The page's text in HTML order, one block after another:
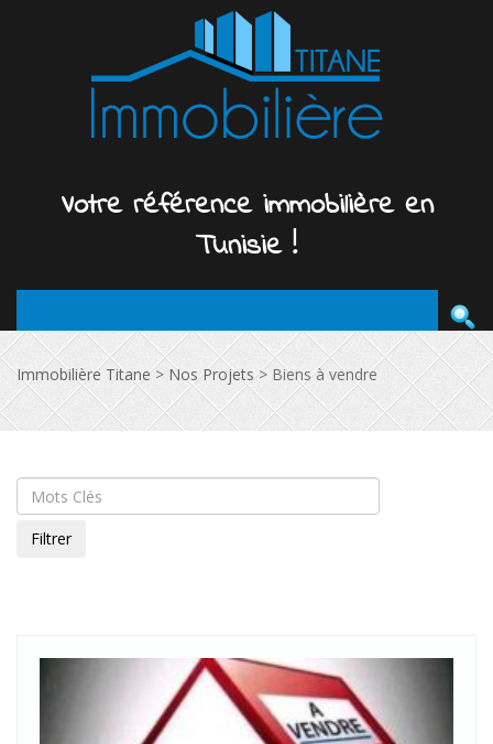
Votre référence immobilière en
Tunisie !
Immobilière Titane> Nos Projets> Biens à vendre
Filtrer